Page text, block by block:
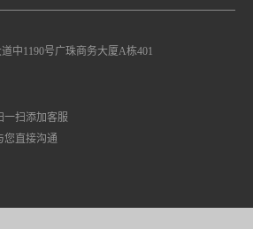
中1190号广珠商务大厦A栋401
一扫添加客服
您直接沟通